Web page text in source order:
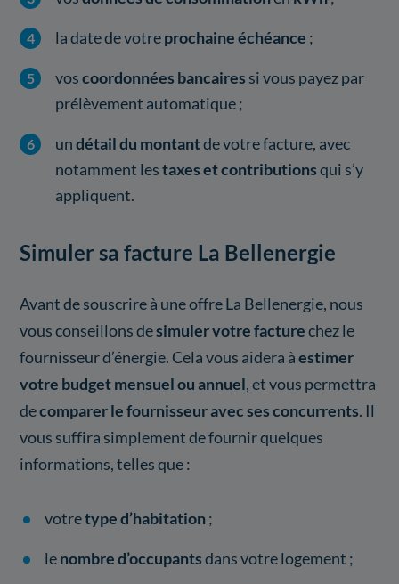
la date de votreprochaine échéance ;
voscoordonnées bancaires si vous payez par
prélèvement automatique ;
undétail du montantde votre facture, avec
notamment lestaxes et contributionsqui s’y
appliquent.
Simuler sa facture La Bellenergie
Avant de souscrire à une offre La Bellenergie, nous
vous conseillons desimuler votre facturechez le
fournisseur d’énergie. Cela vous aidera àestimer
votre budget mensuel ou annuel, et vous permettra
decomparer le fournisseur avec ses concurrents. Il
vous suffira simplement de fournir quelques
informations, telles que :
votretype d’habitation;
lenombre d’occupantsdans votre logement ;